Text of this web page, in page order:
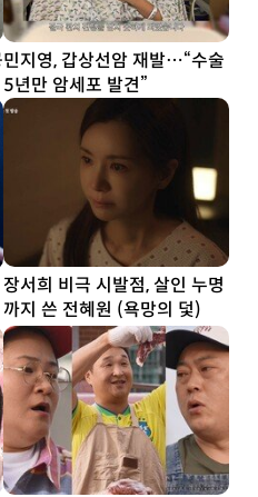
민지영, 갑상선암 재발…“수술
5년만 암세포 발견”
장서희 비극 시발점, 살인 누명
까지 쓴 전혜원 (욕망의 덫)